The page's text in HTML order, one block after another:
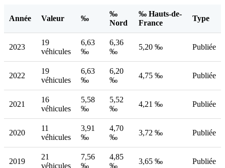
Année Valeur ‰
‰
Nord
‰ Hauts-de-
France
Type
2023
19
véhicules
6,63
‰
6,36
‰
5,20 ‰ Publiée
2022
19
véhicules
6,63
‰
6,20
‰
4,75 ‰ Publiée
2021
16
véhicules
5,58
‰
5,52
‰
4,21 ‰ Publiée
2020
11
véhicules
3,91
‰
4,70
‰
3,72 ‰ Publiée
2019
21
véhicules
7,56
‰
4,85
‰
3,65 ‰ Publiée